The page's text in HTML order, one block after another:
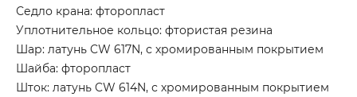
Седло крана: фторопласт
Уплотнительное кольцо: фтористая резина
Шар: латунь CW 617N, с хромированным покрытием
Шайба: фторопласт
Шток: латунь CW 614N, с хромированным покрытием